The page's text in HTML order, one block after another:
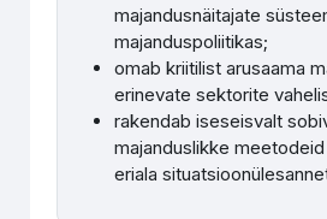
majandusnäitajate
majanduspoliitikas;
omab kriitilist arusaama
erinevate sektorite
rakendab iseseisvalt
majanduslikke
eriala